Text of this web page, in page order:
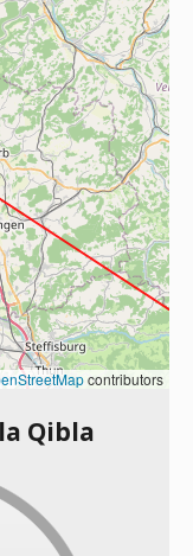
contributors
Qibla